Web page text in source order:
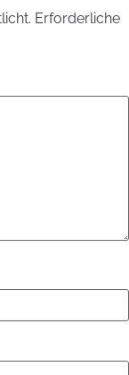
Erforderliche